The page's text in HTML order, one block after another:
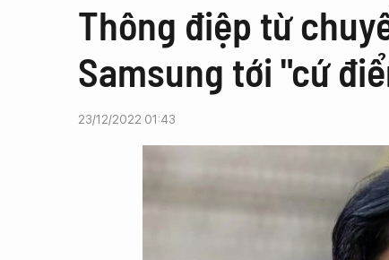
Thông điệp từ
Samsung tới "cứ
23/12/2022 01:43